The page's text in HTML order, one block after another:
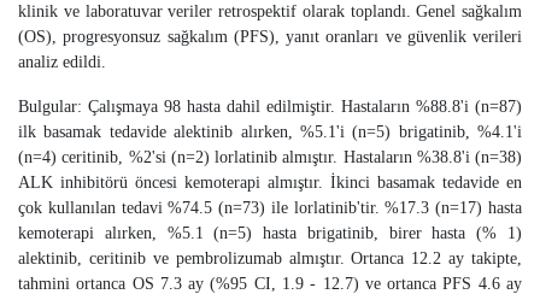
klinik ve laboratuvar veriler retrospektif olarak toplandı. Genel sağkalım
(OS), progresyonsuz sağkalım (PFS), yanıt oranları ve güvenlik verileri
analiz edildi.
Bulgular: Çalışmaya 98 hasta dahil edilmiştir. Hastaların %88.8'i (n=87)
ilk basamak tedavide alektinib alırken, %5.1'i (n=5) brigatinib, %4.1'i
(n=4) ceritinib, %2'si (n=2) lorlatinib almıştır. Hastaların %38.8'i (n=38)
ALK inhibitörü öncesi kemoterapi almıştır. İkinci basamak tedavide en
çok kullanılan tedavi %74.5 (n=73) ile lorlatinib'tir. %17.3 (n=17) hasta
kemoterapi alırken, %5.1 (n=5) hasta brigatinib, birer hasta (% 1)
alektinib, ceritinib ve pembrolizumab almıştır. Ortanca 12.2 ay takipte,
tahmini ortanca OS 7.3 ay (%95 CI, 1.9 - 12.7) ve ortanca PFS 4.6 ay